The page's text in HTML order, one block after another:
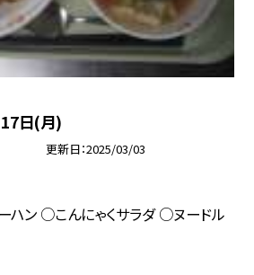
日(月)
更新日 2025/03/03
ン ○こんにゃくサラダ ○ヌードル